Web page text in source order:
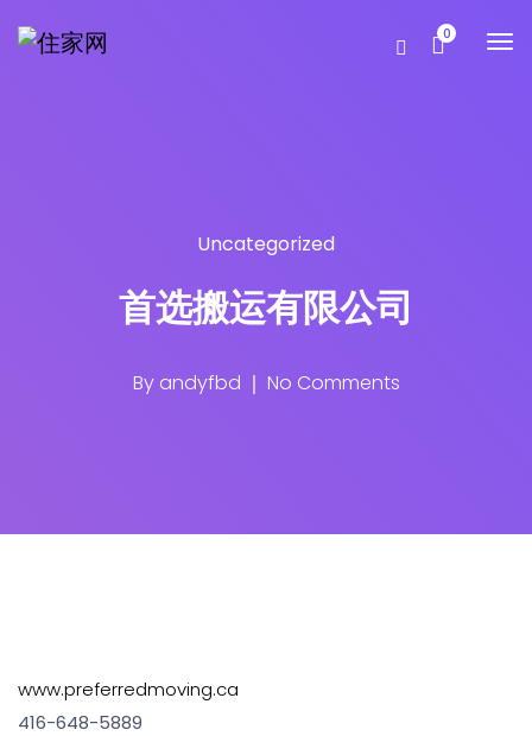
0
Uncategorized
首选搬运有限公司
By andyfbd No Comments
www.preferredmoving.ca
416-648-5889